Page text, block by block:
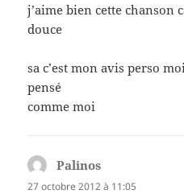
j’aime bien cette chanson
douce
sa c’est mon avis perso
pensé
comme moi
Palinos
27 octobre 2012 à 11:05